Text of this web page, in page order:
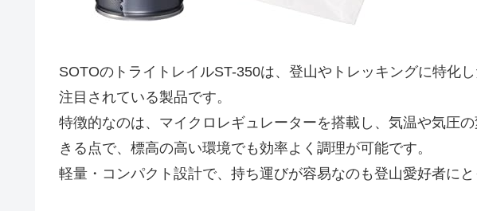
SOTOのトライトレイルST-350は、登山やトレッキングに特化
注目されている製品です。
特徴的なのは、マイクロレギュレーターを搭載し、気温や気圧
きる点で、標高の高い環境でも効率よく調理が可能です。
軽量・コンパクト設計で、持ち運びが容易なのも登山愛好者にと